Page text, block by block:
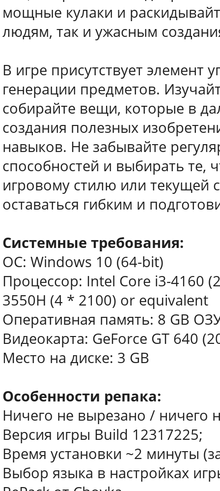
мощные кулаки и
людям, так и ужасным
В игре присутствует элемент
генерации предметов.
собирайте вещи, которые в
создания полезных
навыков. Не забывайте
способностей и выбирать те,
игровому стилю или текущей
оставаться гибким и
Системные требования:
ОС: Windows 10 (64-bit)
Процессор: Intel Core i3-4160
3550H (4 * 2100) or equivalent
Оперативная память: 8 GB
Видеокарта: GeForce GT 640
Место на диске: 3 GB
Особенности репака:
Ничего не вырезано / ничего
Версия игры Build 12317225;
Время установки ~2 минуты
Выбор языка в настройках